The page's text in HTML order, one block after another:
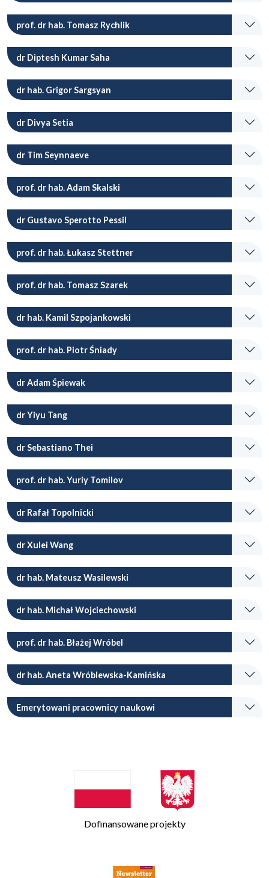
prof. dr hab. Tomasz Rychlik
dr Diptesh Kumar Saha
dr hab. Grigor Sargsyan
dr Divya Setia
dr Tim Seynnaeve
prof. dr hab. Adam Skalski
dr Gustavo Sperotto Pessil
prof. dr hab. Łukasz Stettner
prof. dr hab. Tomasz Szarek
dr hab. Kamil Szpojankowski
prof. dr hab. Piotr Śniady
dr Adam Śpiewak
dr Yiyu Tang
dr Sebastiano Thei
prof. dr hab. Yuriy Tomilov
dr Rafał Topolnicki
dr Xulei Wang
dr hab. Mateusz Wasilewski
dr hab. Michał Wojciechowski
prof. dr hab. Błażej Wróbel
dr hab. Aneta Wróblewska-Kamińska
Emerytowani pracownicy naukowi
Dofinansowane projekty